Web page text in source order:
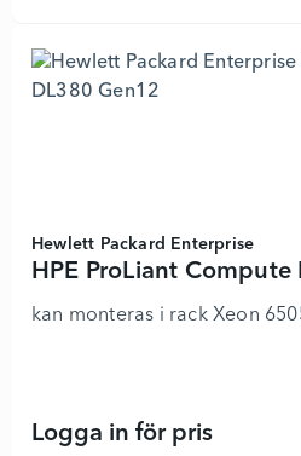
Hewlett Packard Enterprise
HPE ProLiant Compute
kan monteras i rack Xeon
Logga in för prisHPE